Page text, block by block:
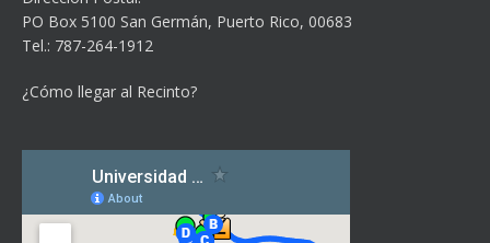
PO Box 5100 San Germán, Puerto Rico, 00683
Tel.: 787-264-1912
¿Cómo llegar al Recinto?